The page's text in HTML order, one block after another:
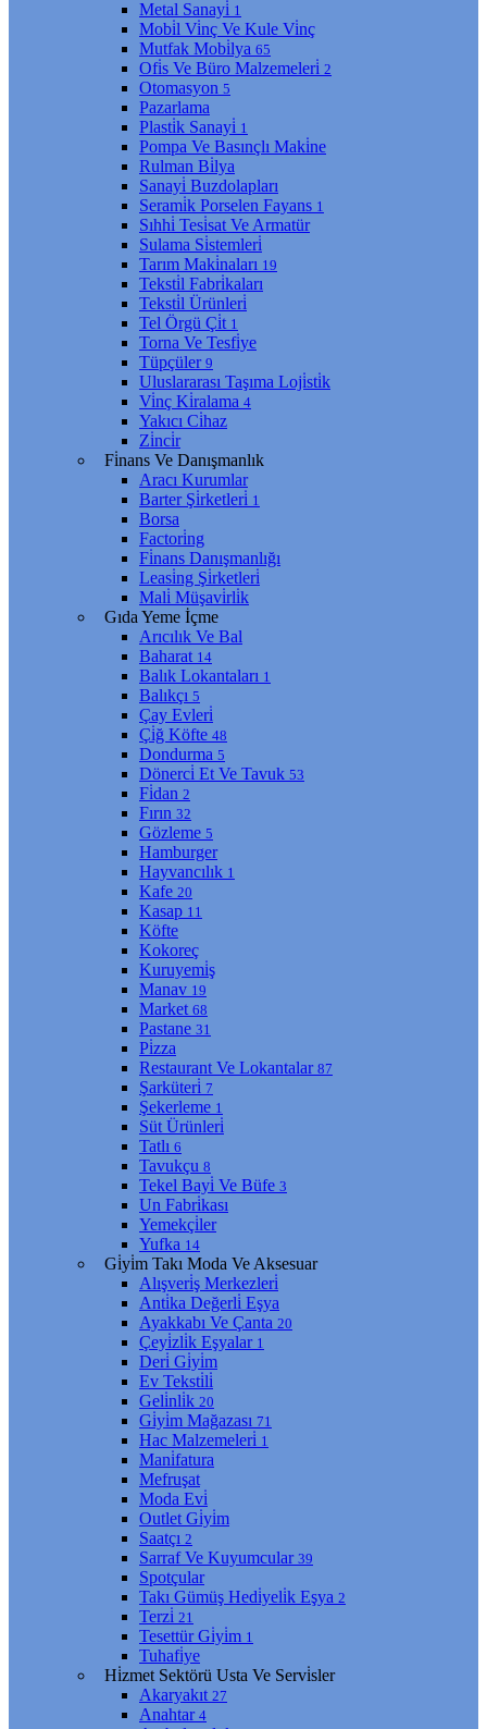
Metal Sanayi̇ 1
Mobi̇l Vi̇nç Ve Kule Vi̇nç
Mutfak Mobi̇lya 65
Ofi̇s Ve Büro Malzemeleri̇ 2
Otomasyon 5
Pazarlama
Plasti̇k Sanayi̇ 1
Pompa Ve Basınçlı Maki̇ne
Rulman Bi̇lya
Sanayi̇ Buzdolapları
Serami̇k Porselen Fayans 1
Sıhhi̇ Tesi̇sat Ve Armatür
Sulama Si̇stemleri̇
Tarım Maki̇naları 19
Teksti̇l Fabri̇kaları
Teksti̇l Ürünleri̇
Tel Örgü Çi̇t 1
Torna Ve Tesfi̇ye
Tüpçüler 9
Uluslararası Taşıma Loji̇sti̇k
Vi̇nç Ki̇ralama 4
Yakıcı Ci̇haz
Zi̇nci̇r
Fi̇nans Ve Danışmanlık
Aracı Kurumlar
Barter Şi̇rketleri̇ 1
Borsa
Factori̇ng
Fi̇nans Danışmanlığı
Leasi̇ng Şi̇rketleri̇
Mali̇ Müşavi̇rli̇k
Gıda Yeme İçme
Arıcılık Ve Bal
Baharat 14
Balık Lokantaları 1
Balıkçı 5
Çay Evleri̇
Çi̇ğ Köfte 48
Dondurma 5
Dönerci̇ Et Ve Tavuk 53
Fi̇dan 2
Fırın 32
Gözleme 5
Hamburger
Hayvancılık 1
Kafe 20
Kasap 11
Köfte
Kokoreç
Kuruyemi̇ş
Manav 19
Market 68
Pastane 31
Pi̇zza
Restaurant Ve Lokantalar 87
Şarküteri̇ 7
Şekerleme 1
Süt Ürünleri̇
Tatlı 6
Tavukçu 8
Tekel Bayi̇ Ve Büfe 3
Un Fabri̇kası
Yemekçi̇ler
Yufka 14
Gi̇yi̇m Takı Moda Ve Aksesuar
Alışveri̇ş Merkezleri̇
Anti̇ka Değerli̇ Eşya
Ayakkabı Ve Çanta 20
Çeyi̇zli̇k Eşyalar 1
Deri̇ Gi̇yi̇m
Ev Teksti̇li̇
Geli̇nli̇k 20
Gi̇yi̇m Mağazası 71
Hac Malzemeleri̇ 1
Mani̇fatura
Mefruşat
Moda Evi̇
Outlet Gi̇yi̇m
Saatçı 2
Sarraf Ve Kuyumcular 39
Spotçular
Takı Gümüş Hedi̇yeli̇k Eşya 2
Terzi̇ 21
Tesettür Gi̇yi̇m 1
Tuhafi̇ye
Hi̇zmet Sektörü Usta Ve Servi̇sler
Akaryakıt 27
Anahtar 4